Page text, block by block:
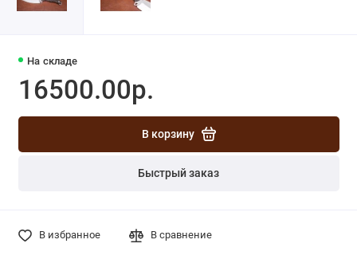
На складе
16500.00р.
В корзину
Быстрый заказ
В избранное В сравнение